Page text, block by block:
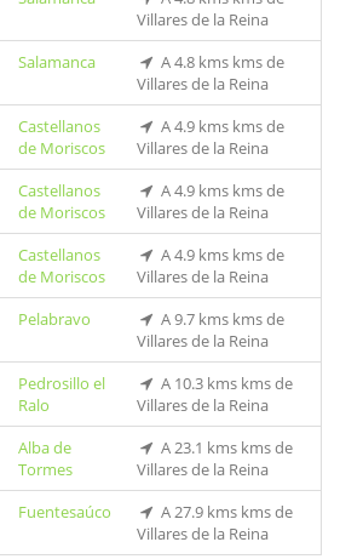
Villares de la Reina
Salamanca
A 4.8 kms kms de
Villares de la Reina
Castellanos
de Moriscos
A 4.9 kms kms de
Villares de la Reina
Castellanos
de Moriscos
A 4.9 kms kms de
Villares de la Reina
Castellanos
de Moriscos
A 4.9 kms kms de
Villares de la Reina
Pelabravo
A 9.7 kms kms de
Villares de la Reina
Pedrosillo el
Ralo
A 10.3 kms kms de
Villares de la Reina
Alba de
Tormes
A 23.1 kms kms de
Villares de la Reina
Fuentesaúco
A 27.9 kms kms de
Villares de la Reina